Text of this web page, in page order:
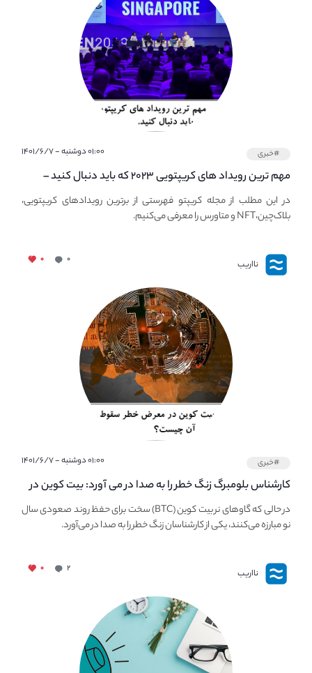
#خبری ۰۱:۰۰ دوشنبه - ۱۴۰۱/۶/۷
مهم ترین رویداد های کریپتویی ۲۰۲۳ که باید دنبال کنید –
معرفی بهترین رویداد های جهانی
در این مطلب از مجله کریپتو فهرستی از برترین رویدادهای کریپتویی،
بلاک‌چین،NFT و متاورس را معرفی می‌کنیم.
نااریب ۰ ۰
#خبری ۰۱:۰۰ دوشنبه - ۱۴۰۱/۶/۷
کارشناس بلومبرگ زنگ خطر را به صدا در می آورد: بیت کوین در
معرض خطر سقوط بزرگ است - دلیل آن چیست؟در حالی که گاوهای نر بیت کوین (BTC) سخت برای حفظ روند صعودی سال
نو مبارزه می‌کنند، یکی از کارشناسان زنگ خطر را به صدا در می‌آورد.
نااریب ۲ ۰